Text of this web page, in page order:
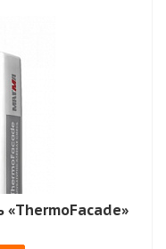
«ThermoFacade»